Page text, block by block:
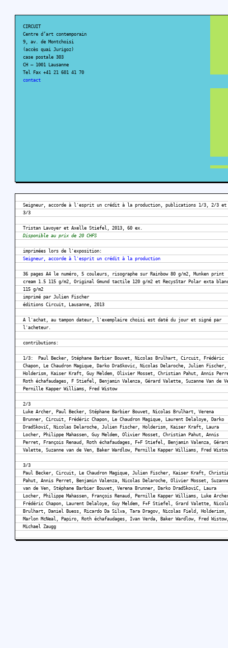
CIRCUIT
Centre d’art contemporain
9, av. de Montchoisi
(accès quai Jurigoz)
case postale 303
CH – 1001 Lausanne
Tel Fax +41 21 601 41 70
contact
Seigneur, accorde à l'esprit un crédit à la production, publications 1/3, 2/3 et
3/3
Tristan Lavoyer et Axelle Stiefel, 2013, 60 ex.
Disponible au prix de 20 CHFS
imprimées lors de l'exposition:
Seigneur, accorde à l'esprit un crédit à la production
36 pages A4 le numéro, 5 couleurs, risographe sur Rainbow 80 g/m2, Munken print
cream 1.5 115 g/m2, Original Gmund tactile 120 g/m2 et RecysStar Polar exta
115 g/m2
imprimé par Julien Fischer
éditions Circuit, Lausanne, 2013
A l'achat, au tampon dateur, l'exemplaire choisi est daté du jour et signé par
l'acheteur.
contributions:
1/3: Paul Becker, Stéphane Barbier Bouvet, Nicolas Brulhart, Circuit, Frédéric
Chapon, Le Chaudron Magique, Darko Draškovic, Nicolas Delaroche, Julien Fischer,
Holderism, Kaiser Kraft, Guy Meldem, Olivier Mosset, Christian Pahut, Annis
Roth échafaudages, F Stiefel, Benjamin Valenza, Gérard Valette, Suzanne Van de
Pernille Kapper Williams, Fred Wistow
2/3
Luke Archer, Paul Becker, Stéphane Barbier Bouvet, Nicolas Brulhart, Verena
Brunner, Circuit, Frédéric Chapon, Le Chaudron Magique, Laurent Delaloye, Darko
DradSkoviC, Nicolas Delaroche, Julien Fischer, Holderism, Kaiser Kraft, Laura
Locher, Philippe Mahassen, Guy Meldem, Olivier Mosset, Christian Pahut, Annis
Perret, François Renaud, Roth échafaudages, F+F Stiefel, Benjamin Valenza,
Valette, Suzanne van de Ven, Baker Wardlow, Pernille Kapper Williams, Fred
3/3
Paul Becker, Circuit, Le Chaudron Magique, Julien Fischer, Kaiser Kraft,
Pahut, Annis Perret, Benjamin Valenza, Nicolas Delaroche, Olivier Mosset,
van de Ven, Stéphane Barbier Bouvet, Verena Brunner, Darko DradSkoviC, Laura
Locher, Philippe Mahassen, François Renaud, Pernille Kapper Williams, Luke
Frédéric Chapon, Laurent Delaloye, Guy Meldem, F+F Stiefel, Grard Valette,
Brulhart, Daniel Buess, Ricardo Da Silva, Tara Dragov, Nicolas Field, Holderism,
Marlon McNeal, Papiro, Roth échafaudages, Ivan Verda, Baker Wardlow, Fred
Michael Zaugg